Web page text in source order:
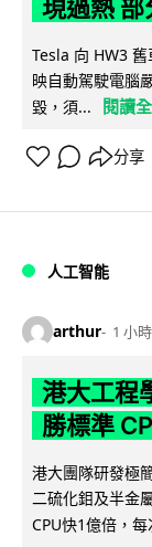
現過熱
Tesla 向 HW3
映自動駕駛電腦
毀，須...
閱讀
分享
人工智能
arthur 1 小時
港大工程
勝標準
港大團隊研發極
二硫化鉬及半金
CPU快1億倍，